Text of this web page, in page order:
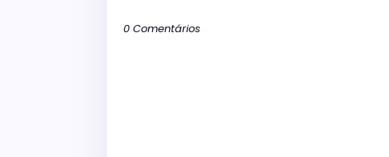
0 Comentários